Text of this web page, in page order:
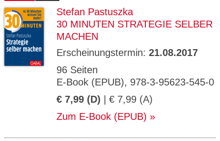
Stefan Pastuszka
30 MINUTEN STRATEGIE SELBER
MACHEN
Erscheinungstermin: 21.08.2017
96 Seiten
E-Book (EPUB), 978-3-95623-545-0
€ 7,99 (D) | € 7,99 (A)
Zum E-Book (EPUB)